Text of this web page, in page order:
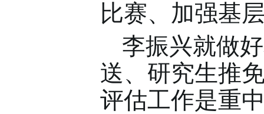
比赛、加强基
李振兴就做
送、研究生推
评估工作是重